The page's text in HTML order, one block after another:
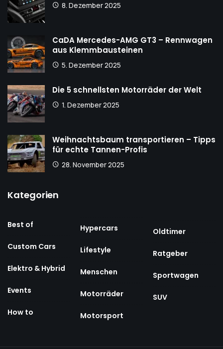
8. Dezember 2025
CaDA Mercedes-AMG GT3 – Rennwagen
aus Klemmbausteinen
5. Dezember 2025
Die 5 schnellsten Motorräder der Welt
1. Dezember 2025
Weihnachtsbaum transportieren – Tipps
für echte Tannen-Profis
28. November 2025
Kategorien
Best of
Custom Cars
Elektro & Hybrid
Events
How to
Hypercars
Lifestyle
Menschen
Motorräder
Motorsport
Oldtimer
Ratgeber
Sportwagen
SUV